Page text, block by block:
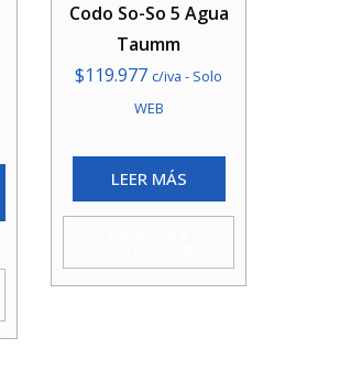
Codo So-So 5 Agua
Taumm
$119.977 c/iva - Solo
WEB
LEER MÁS